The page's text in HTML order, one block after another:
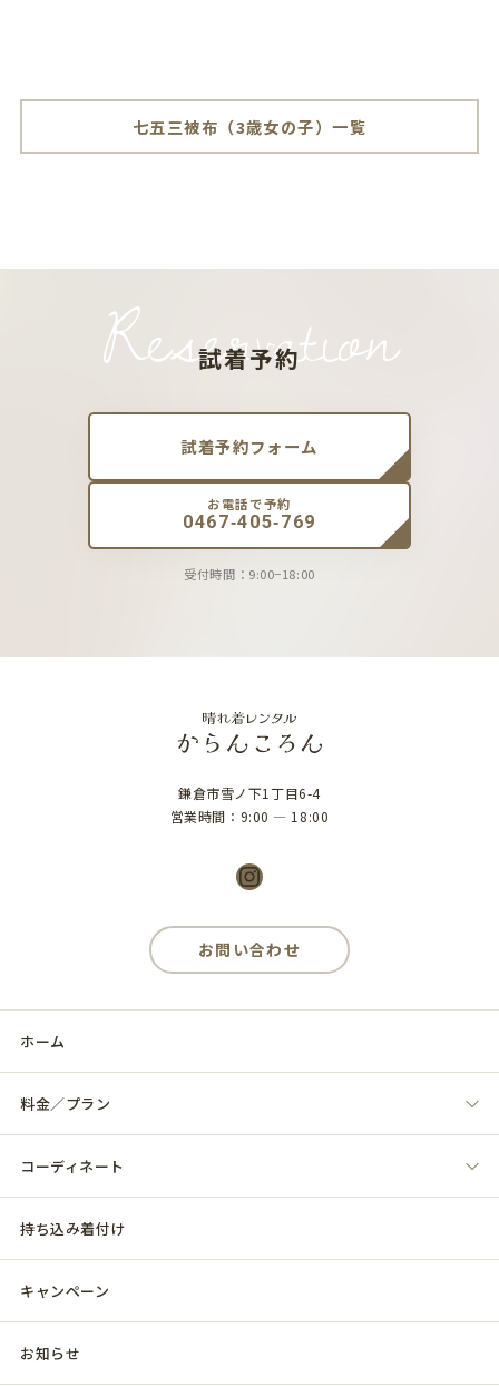
七五三被布（3歳女の子）一覧
Reservation
試着予約
試着予約フォーム
お電話で予約
0467-405-769
受付時間：9:00−18:00
鎌倉市雪ノ下1丁目6-4
営業時間：9:00 ― 18:00
Instagram
お問い合わせ
ホーム
料金／プラン
コーディネート
持ち込み着付け
キャンペーン
お知らせ